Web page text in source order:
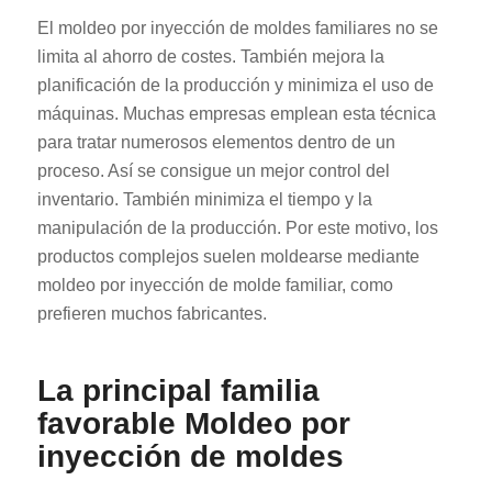
El moldeo por inyección de moldes familiares no se
limita al ahorro de costes. También mejora la
planificación de la producción y minimiza el uso de
máquinas. Muchas empresas emplean esta técnica
para tratar numerosos elementos dentro de un
proceso. Así se consigue un mejor control del
inventario. También minimiza el tiempo y la
manipulación de la producción. Por este motivo, los
productos complejos suelen moldearse mediante
moldeo por inyección de molde familiar, como
prefieren muchos fabricantes.
La principal familia
favorable Moldeo por
inyección de moldes